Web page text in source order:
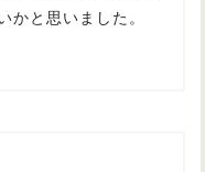
かと思いました。